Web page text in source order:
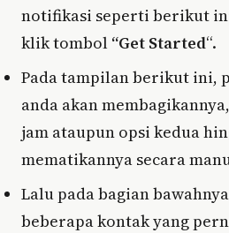
notifikasi seperti berikut
klik tombol “Get Started“.
Pada tampilan berikut ini,
anda akan
jam ataupun opsi kedua
mematikannya secara
Lalu pada bagian
beberapa kontak yang